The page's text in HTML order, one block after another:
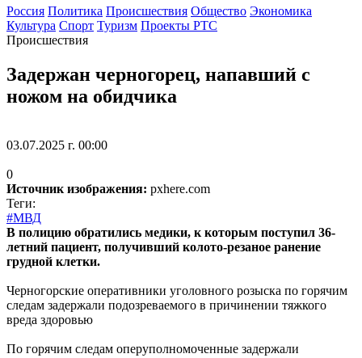
Россия Политика Происшествия Общество Экономика
Культура Спорт Туризм Проекты РТС
Происшествия
Задержан черногорец, напавший с
ножом на обидчика
03.07.2025 г. 00:00
0
Источник изображения: pxhere.com
Теги:
#МВД
В полицию обратились медики, к которым поступил 36-
летний пациент, получивший колото-резаное ранение
грудной клетки.
Черногорские оперативники уголовного розыска по горячим
следам задержали подозреваемого в причинении тяжкого
вреда здоровью
По горячим следам оперуполномоченные задержали